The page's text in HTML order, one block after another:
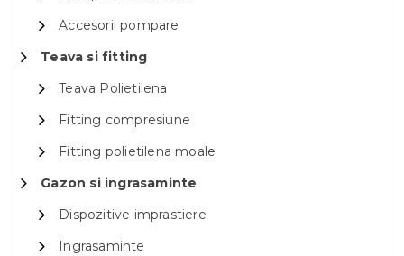
Accesorii pompare
Teava si fitting
Teava Polietilena
Fitting compresiune
Fitting polietilena moale
Gazon si ingrasaminte
Dispozitive imprastiere
Ingrasaminte